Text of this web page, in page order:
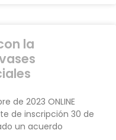
la
de 2023 ONLINE
de inscripción 30 de
un acuerdo